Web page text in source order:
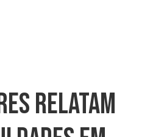
Relatam